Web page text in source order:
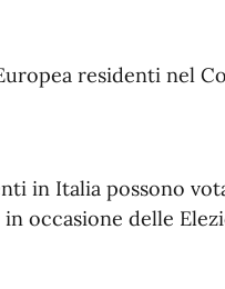
residenti nel
in Italia possono
occasione delle